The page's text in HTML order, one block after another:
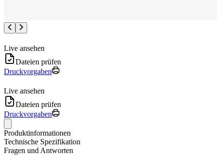
Live ansehen
Dateien prüfen
Druckvorgaben
Live ansehen
Dateien prüfen
Druckvorgaben
Produktinformationen
Technische Spezifikation
Fragen und Antworten